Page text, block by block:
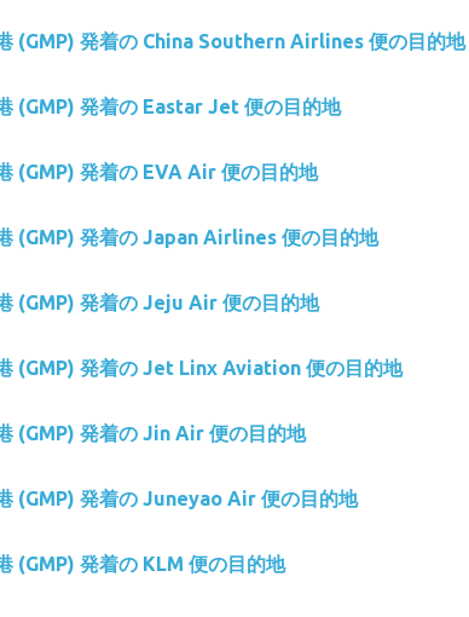
(GMP) 発着の China Southern Airlines 便の目的地
(GMP) 発着の Eastar Jet 便の目的地
(GMP) 発着の EVA Air 便の目的地
(GMP) 発着の Japan Airlines 便の目的地
(GMP) 発着の Jeju Air 便の目的地
(GMP) 発着の Jet Linx Aviation 便の目的地
(GMP) 発着の Jin Air 便の目的地
(GMP) 発着の Juneyao Air 便の目的地
(GMP) 発着の KLM 便の目的地